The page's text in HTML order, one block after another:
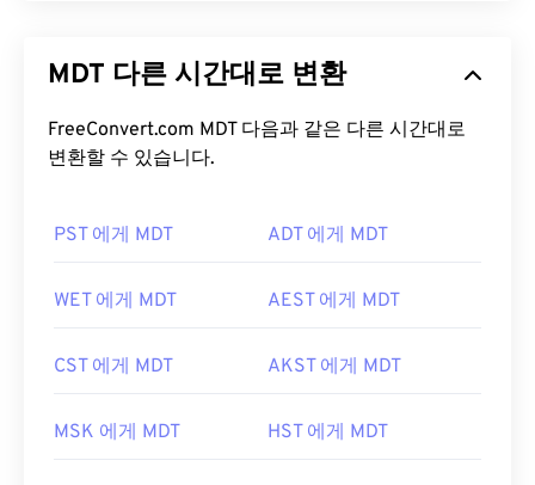
MDT 다른 시간대로 변환
FreeConvert.com MDT 다음과 같은 다른 시간대로
변환할 수 있습니다.
PST 에게 MDT ADT 에게 MDT
WET 에게 MDT AEST 에게 MDT
CST 에게 MDT AKST 에게 MDT
MSK 에게 MDT HST 에게 MDT